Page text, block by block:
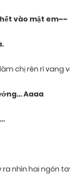
vào mặt em~~
chị rên rỉ vang
Aaaa
ra nhìn hai ngón